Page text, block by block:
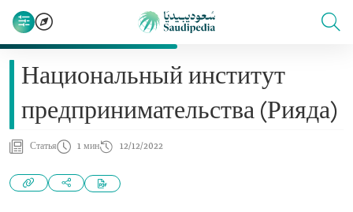
Национальный институт
предпринимательства (Рияда)
Статья 1 мин 12/12/2022